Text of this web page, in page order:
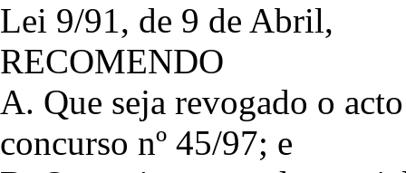
Lei 9/91, de 9 de Abril,
RECOMENDO
A. Que seja revogado o
concurso nº 45/97; e